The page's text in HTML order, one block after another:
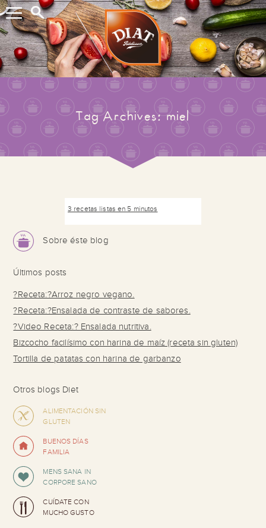
Buscar...
Tag Archives: miel
3 recetas listas en 5 minutos
Sobre éste blog
Últimos posts
?Receta:?Arroz negro vegano.
?Receta:?Ensalada de contraste de sabores.
?Video Receta:? Ensalada nutritiva.
Bizcocho facilísimo con harina de maíz (receta sin gluten)
Tortilla de patatas con harina de garbanzo
Otros blogs Diet
ALIMENTACIÓN SIN
GLUTEN
BUENOS DÍAS
FAMILIA
MENS SANA IN
CORPORE SANO
CUÍDATE CON
MUCHO GUSTO